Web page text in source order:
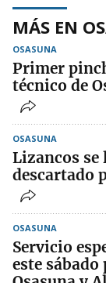
MÁS EN
OSASUNA
Primer
técnico de
OSASUNA
Lizancos se
descartado
OSASUNA
Servicio
este